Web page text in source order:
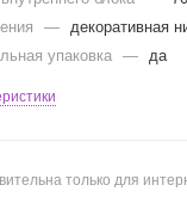
—
декоративная
упаковка
— да
только для